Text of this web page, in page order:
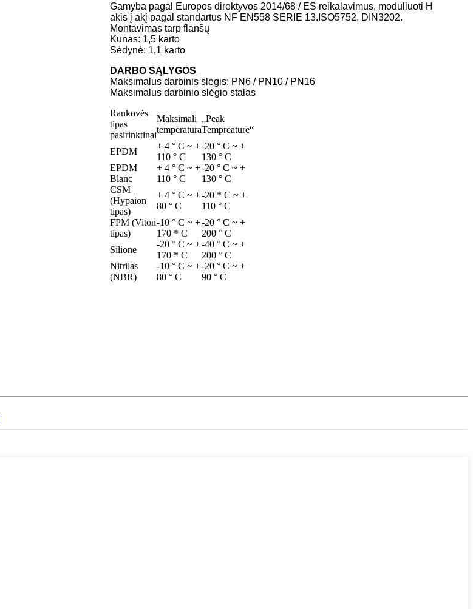
Gamyba pagal Europos direktyvos 2014/68 / ES reikalavimus, moduliuoti H
akis į akį pagal standartus NF EN558 SERIE 13.ISO5752, DIN3202.
Montavimas tarp flanšų
Kūnas: 1,5 karto
Sėdynė: 1,1 karto
DARBO SĄLYGOS
Maksimalus darbinis slėgis: PN6 / PN10 / PN16
Maksimalus darbinio slėgio stalas
Rankovės
tipas
pasirinktinai
Maksimali
temperatūra
„Peak
Tempreature“
EPDM
+ 4 ° C ~ +
110 ° C
-20 ° C ~ +
130 ° C
EPDM
Blanc
+ 4 ° C ~ +
110 ° C
-20 ° C ~ +
130 ° C
CSM
(Hypaion
tipas)
+ 4 ° C ~ +
80 ° C
-20 * C ~ +
110 ° C
FPM (Viton
tipas)
-10 ° C ~ +
170 * C
-20 ° C ~ +
200 ° C
Silione
-20 ° C ~ +
170 * C
-40 ° C ~ +
200 ° C
Nitrilas
(NBR)
-10 ° C ~ +
80 ° C
-20 ° C ~ +
90 ° C